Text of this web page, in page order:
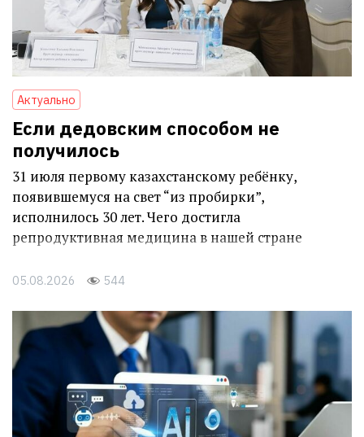
Актуально
Если дедовским способом не
получилось
31 июля первому казахстанскому ребёнку,
появившемуся на свет “из пробирки”,
исполнилось 30 лет. Чего достигла
репродуктивная медицина в нашей стране
05.08.2026 544